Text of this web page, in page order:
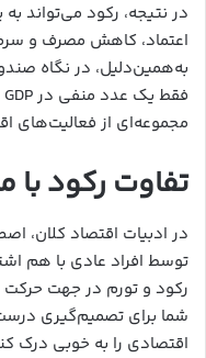
در نتیجه، رکود می‌تواند
اعتماد، کاهش مصرف و
به‌همین‌دلیل، در نگاه
مجموعه‌ای از فعالیت‌های
تفاوت رکود با
در ادبیات اقتصاد کلان،
توسط افراد عادی با هم
رکود و تورم در جهت
شما برای تصمیم‌گیری
اقتصادی را به خوبی درک